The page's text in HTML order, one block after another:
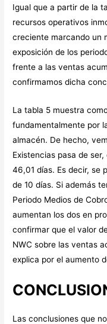
Igual que a partir de la
recursos operativos
creciente marcando un
exposición de los
frente a las ventas
confirmamos dicha
La tabla 5 muestra
fundamentalmente por
almacén. De hecho,
Existencias pasa de
46,01 días. Es decir, se
de 10 días. Si además
Periodo Medios de
aumentan los dos en
confirmar que el valor
NWC sobre las ventas
explica por el aumento
Las conclusiones que